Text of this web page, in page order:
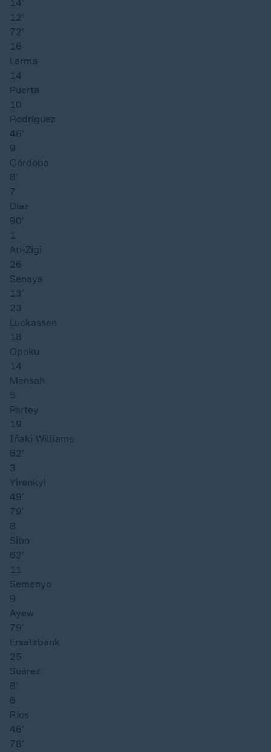
14′
12′
72′
16
Lerma
14
Puerta
10
Rodríguez
46′
9
Córdoba
8′
7
Díaz
90′
1
Ati-Zigi
26
Senaya
13′
23
Luckassen
18
Opoku
14
Mensah
5
Partey
19
Iñaki Williams
62′
3
Yirenkyi
49′
79′
8
Sibo
62′
11
Semenyo
9
Ayew
79′
Ersatzbank
25
Suárez
8′
6
Ríos
46′
78′